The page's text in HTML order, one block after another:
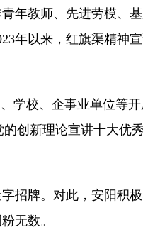
年教师、先进劳模、
年以来，红旗渠精神
校、企事业单位等
创新理论宣讲十大优
牌。对此，安阳积
无数。